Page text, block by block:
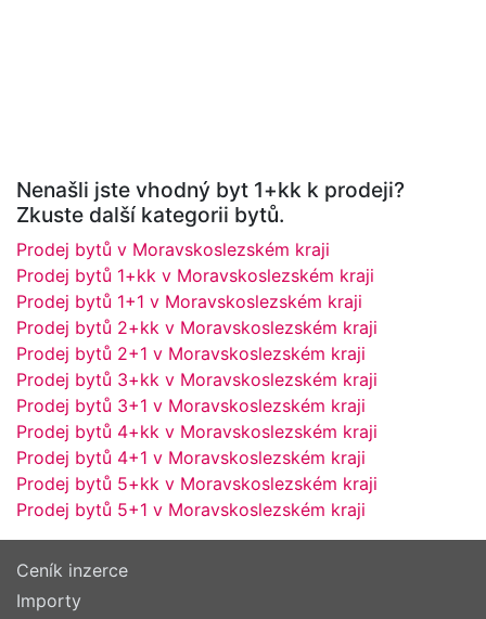
Nenašli jste vhodný byt 1+kk k prodeji?
Zkuste další kategorii bytů.
Prodej bytů v Moravskoslezském kraji
Prodej bytů 1+kk v Moravskoslezském kraji
Prodej bytů 1+1 v Moravskoslezském kraji
Prodej bytů 2+kk v Moravskoslezském kraji
Prodej bytů 2+1 v Moravskoslezském kraji
Prodej bytů 3+kk v Moravskoslezském kraji
Prodej bytů 3+1 v Moravskoslezském kraji
Prodej bytů 4+kk v Moravskoslezském kraji
Prodej bytů 4+1 v Moravskoslezském kraji
Prodej bytů 5+kk v Moravskoslezském kraji
Prodej bytů 5+1 v Moravskoslezském kraji
Ceník inzerce
Importy